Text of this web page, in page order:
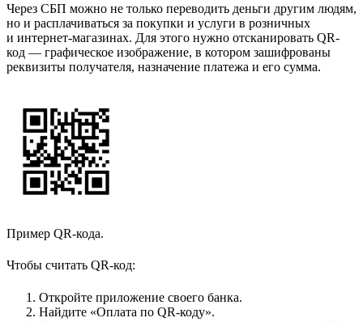
Через СБП можно не только переводить деньги другим людям,
но и расплачиваться за покупки и услуги в розничных
и интернет-магазинах. Для этого нужно отсканировать QR-
код — графическое изображение, в котором зашифрованы
реквизиты получателя, назначение платежа и его сумма.
Пример QR-кода.
Чтобы считать QR-код:
Откройте приложение своего банка.
Найдите «Оплата по QR-коду».